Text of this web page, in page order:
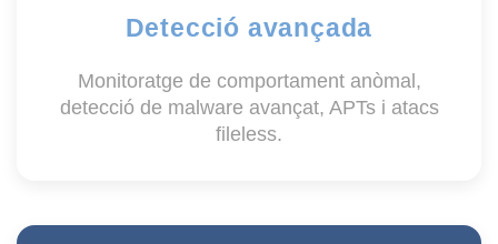
Detecció avançada
Monitoratge de comportament anòmal,
detecció de malware avançat, APTs i atacs
fileless.